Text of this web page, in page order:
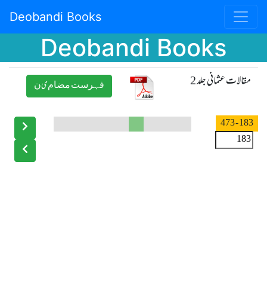
Deobandi Books
Deobandi Books
مقالات عثمانی جلد 2 ﻓﮩﺮﺳﺖ ﻣﻀﺎﻡیﻥ
183
- 473